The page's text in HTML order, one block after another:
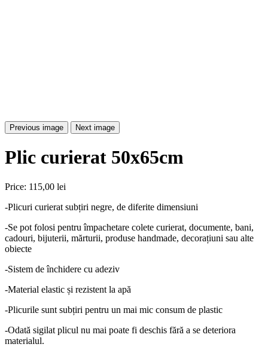
Previous image Next image
Plic curierat 50x65cm
Price: 115,00 lei
-Plicuri curierat subțiri negre, de diferite dimensiuni
-Se pot folosi pentru împachetare colete curierat, documente, bani,
cadouri, bijuterii, mărturii, produse handmade, decorațiuni sau alte
obiecte
-Sistem de închidere cu adeziv
-Material elastic și rezistent la apă
-Plicurile sunt subțiri pentru un mai mic consum de plastic
-Odată sigilat plicul nu mai poate fi deschis fără a se deteriora
materialul.